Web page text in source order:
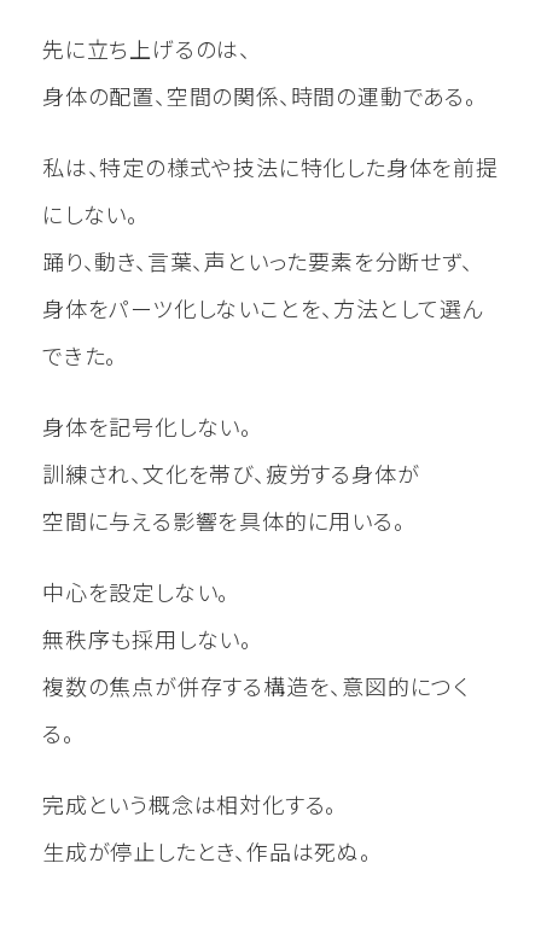
先に立ち上げるのは、
身体の配置、空間の関係、時間の運動である。
私は、特定の様式や技法に特化した身体を前提
にしない。
踊り、動き、言葉、声といった要素を分断せず、
身体をパーツ化しないことを、方法として選ん
できた。
身体を記号化しない。
訓練され、文化を帯び、疲労する身体が
空間に与える影響を具体的に用いる。
中心を設定しない。
無秩序も採用しない。
複数の焦点が併存する構造を、意図的につく
る。
完成という概念は相対化する。
生成が停止したとき、作品は死ぬ。